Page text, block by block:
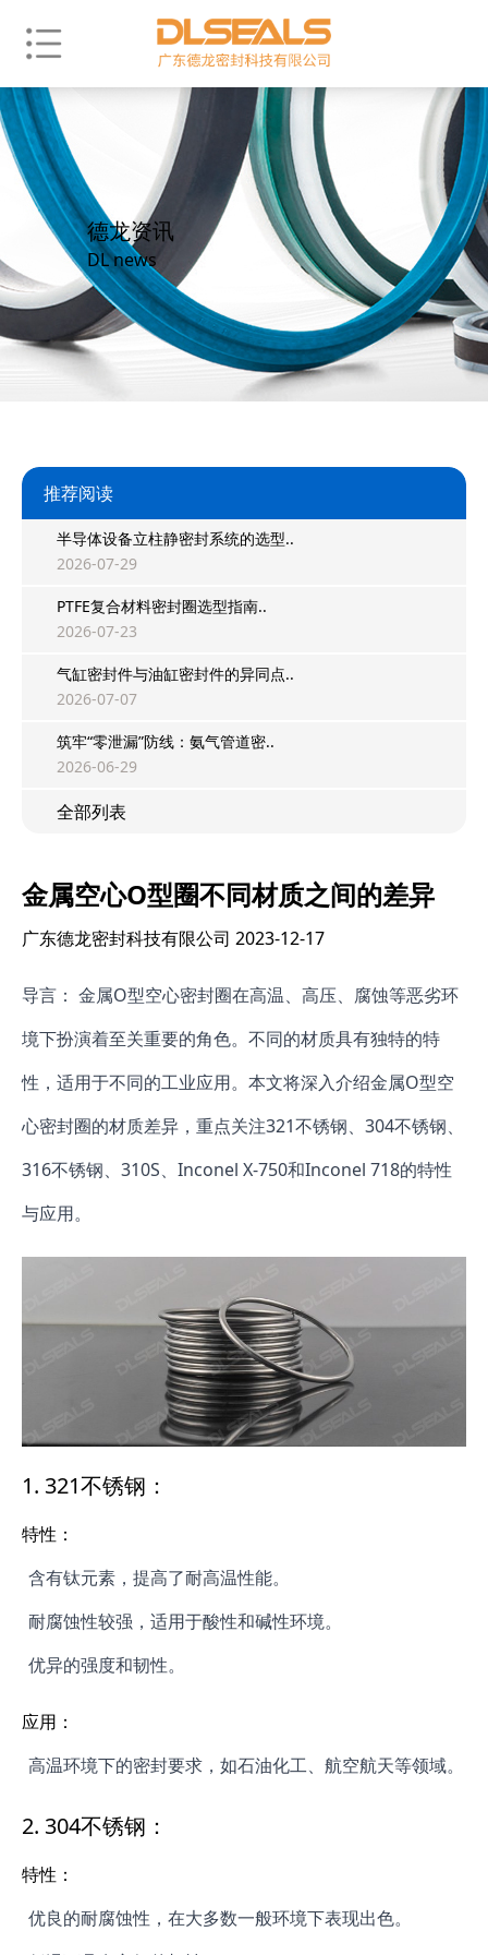
德龙资讯
DL news
推荐阅读
半导体设备立柱静密封系统的选型..
2026-07-29
PTFE复合材料密封圈选型指南..
2026-07-23
气缸密封件与油缸密封件的异同点..
2026-07-07
筑牢“零泄漏”防线：氨气管道密..
2026-06-29
全部列表
金属空心O型圈不同材质之间的差异
广东德龙密封科技有限公司 2023-12-17
导言： 金属O型空心密封圈在高温、高压、腐蚀等恶劣环
境下扮演着至关重要的角色。不同的材质具有独特的特
性，适用于不同的工业应用。本文将深入介绍金属O型空
心密封圈的材质差异，重点关注321不锈钢、304不锈钢、
316不锈钢、310S、Inconel X-750和Inconel 718的特性
与应用。
1. 321不锈钢：
特性：
含有钛元素，提高了耐高温性能。
耐腐蚀性较强，适用于酸性和碱性环境。
优异的强度和韧性。
应用：
高温环境下的密封要求，如石油化工、航空航天等领域。
2. 304不锈钢：
特性：
优良的耐腐蚀性，在大多数一般环境下表现出色。